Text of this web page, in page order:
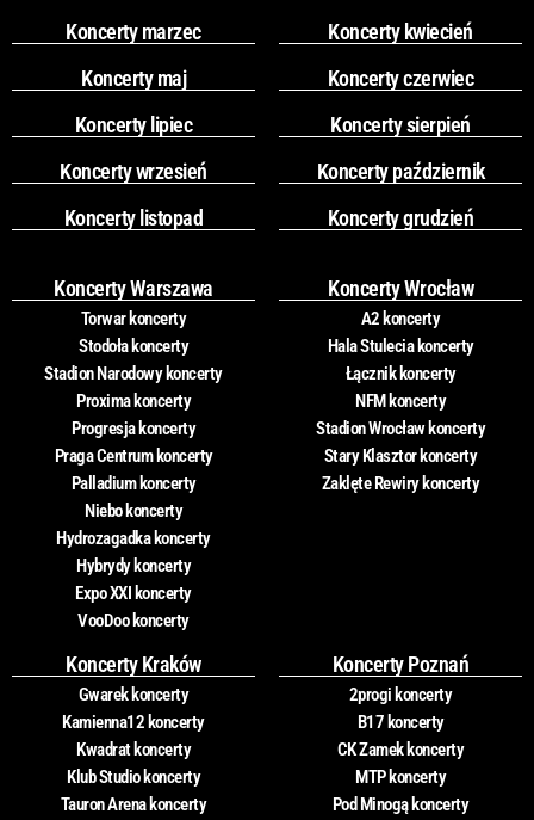
Koncerty marzec
Koncerty kwiecień
Koncerty maj
Koncerty czerwiec
Koncerty lipiec
Koncerty sierpień
Koncerty wrzesień
Koncerty październik
Koncerty listopad
Koncerty grudzień
Koncerty Warszawa
Torwar koncerty
Stodoła koncerty
Stadion Narodowy koncerty
Proxima koncerty
Progresja koncerty
Praga Centrum koncerty
Palladium koncerty
Niebo koncerty
Hydrozagadka koncerty
Hybrydy koncerty
Expo XXI koncerty
VooDoo koncerty
Koncerty Wrocław
A2 koncerty
Hala Stulecia koncerty
Łącznik koncerty
NFM koncerty
Stadion Wrocław koncerty
Stary Klasztor koncerty
Zaklęte Rewiry koncerty
Koncerty Kraków
Gwarek koncerty
Kamienna12 koncerty
Kwadrat koncerty
Klub Studio koncerty
Tauron Arena koncerty
Koncerty Poznań
2progi koncerty
B17 koncerty
CK Zamek koncerty
MTP koncerty
Pod Minogą koncerty